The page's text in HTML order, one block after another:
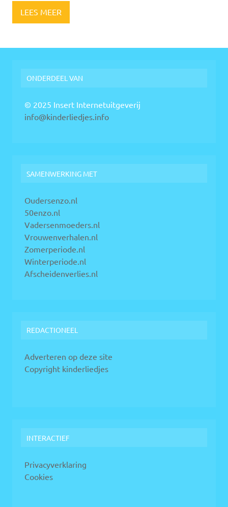
LEES MEER
ONDERDEEL VAN
© 2025 Insert Internetuitgeverij
info@kinderliedjes.info
SAMENWERKING MET
Oudersenzo.nl
50enzo.nl
Vadersenmoeders.nl
Vrouwenverhalen.nl
Zomerperiode.nl
Winterperiode.nl
Afscheidenverlies.nl
REDACTIONEEL
Adverteren op deze site
Copyright kinderliedjes
INTERACTIEF
Privacyverklaring
Cookies